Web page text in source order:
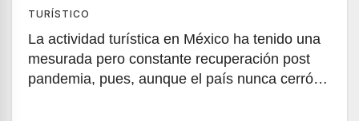
TURÍSTICO
La actividad turística en México ha tenido una
mesurada pero constante recuperación post
pandemia, pues, aunque el país nunca cerró…